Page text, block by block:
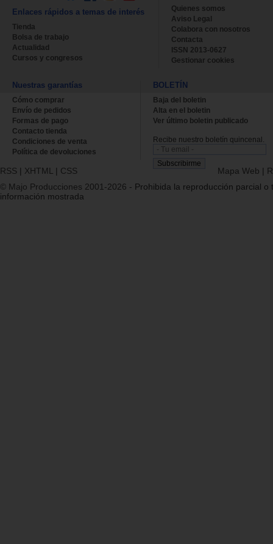
Enlaces rápidos a temas de interés
Tienda
Bolsa de trabajo
Actualidad
Cursos y congresos
Quienes somos
Aviso Legal
Colabora con nosotros
Contacta
ISSN 2013-0627
Gestionar cookies
Nuestras garantías
Cómo comprar
Envío de pedidos
Formas de pago
Contacto tienda
Condiciones de venta
Política de devoluciones
BOLETÍN
Baja del boletin
Alta en el boletin
Ver último boletin publicado
Recibe nuestro boletín quincenal.
RSS | XHTML | CSS Mapa Web |
© Majo Producciones 2001-2026 - Prohibida la reproducción parcial o
información mostrada